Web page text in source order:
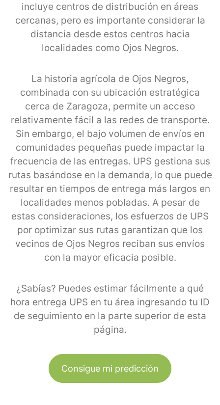
incluye centros de distribución en áreas
cercanas, pero es importante considerar la
distancia desde estos centros hacia
localidades como Ojos Negros.
La historia agrícola de Ojos Negros,
combinada con su ubicación estratégica
cerca de Zaragoza, permite un acceso
relativamente fácil a las redes de transporte.
Sin embargo, el bajo volumen de envíos en
comunidades pequeñas puede impactar la
frecuencia de las entregas. UPS gestiona sus
rutas basándose en la demanda, lo que puede
resultar en tiempos de entrega más largos en
localidades menos pobladas. A pesar de
estas consideraciones, los esfuerzos de UPS
por optimizar sus rutas garantizan que los
vecinos de Ojos Negros reciban sus envíos
con la mayor eficacia posible.
¿Sabías? Puedes estimar fácilmente a qué
hora entrega UPS en tu área ingresando tu ID
de seguimiento en la parte superior de esta
página.
Consigue mi predicción